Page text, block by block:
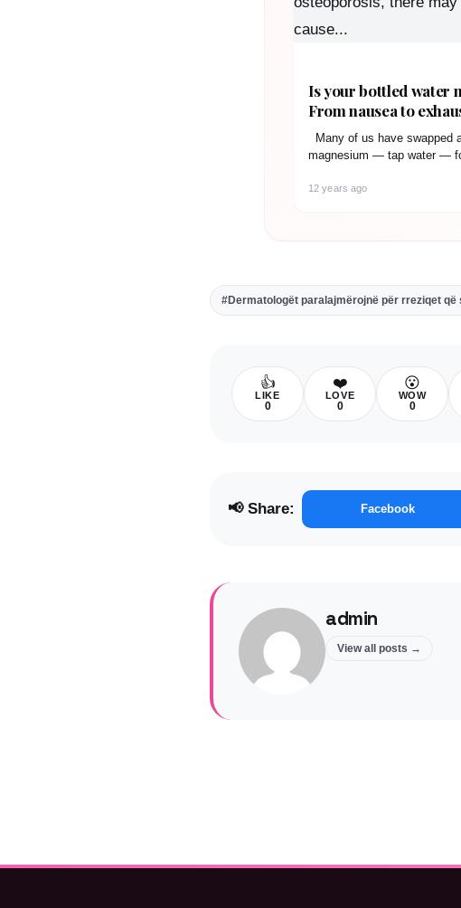
Is your bottled water
From nausea to
osteoporosis, there
cause...
Many of us have swapped
magnesium — tap water —
12 years ago
#Dermatologët paralajmërojnë për rreziqet
👍
LIKE
0
❤️
LOVE
0
😮
WOW
0
📢 Share: Facebook
admin
View all posts →